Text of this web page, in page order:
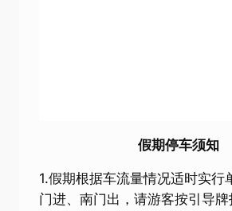
假期停车须知
1.假期根据车流量情况适时实行
门进、南门出，请游客按引导牌